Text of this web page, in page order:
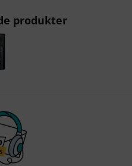
produkter